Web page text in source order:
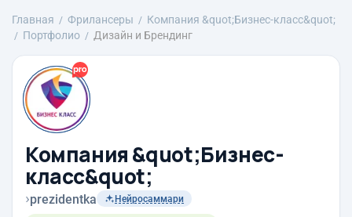
Главная Фрилансеры
Компания &quot;Бизнес-класс&quot;
Портфолио
Дизайн и Брендинг
Компания &quot;Бизнес-
класс&quot;
›prezidentka Нейросаммари